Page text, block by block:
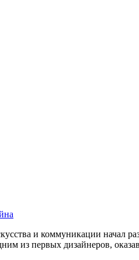
и коммуникации начал
из первых дизайнеров,